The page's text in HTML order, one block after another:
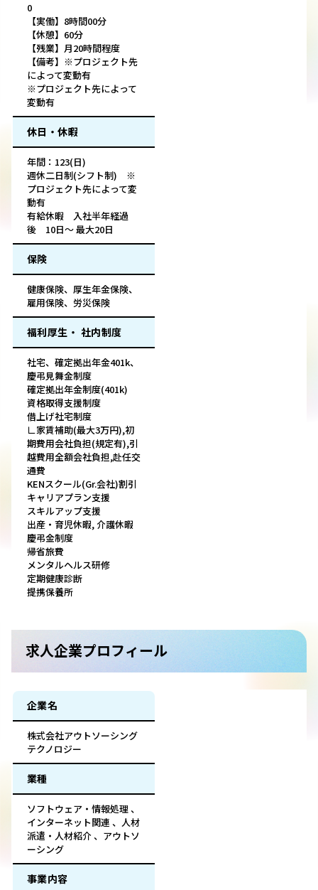
0
【実働】8時間00分
【休憩】60分
【残業】月20時間程度
【備考】※プロジェクト先
によって変動有
※プロジェクト先によって
変動有
休日・休暇
年間：123(日)
週休二日制(シフト制) ※
プロジェクト先によって変
動有
有給休暇 入社半年経過
後 10日～ 最大20日
保険
健康保険、厚生年金保険、
雇用保険、労災保険
福利厚生・ 社内制度
社宅、確定拠出年金401k、
慶弔見舞金制度
確定拠出年金制度(401k)
資格取得支援制度
借上げ社宅制度
∟家賃補助(最大3万円),初
期費用会社負担(規定有),引
越費用全額会社負担,赴任交
通費
KENスクール(Gr.会社)割引
キャリアプラン支援
スキルアップ支援
出産・育児休暇, 介護休暇
慶弔金制度
帰省旅費
メンタルヘルス研修
定期健康診断
提携保養所
求人企業プロフィール
企業名
株式会社アウトソーシング
テクノロジー
業種
ソフトウェア・情報処理 、
インターネット関連 、人材
派遣・人材紹介 、アウトソ
ーシング
事業内容